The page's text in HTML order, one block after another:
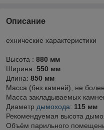
Описание
ехнические характеристики
Высота : 880 мм
Ширина: 550 мм
Длина: 850 мм
Масса (без камней), не
Масса закладываемых
Диаметр дымохода: 115 мм
Рекомендуемая высота
Объём парильного